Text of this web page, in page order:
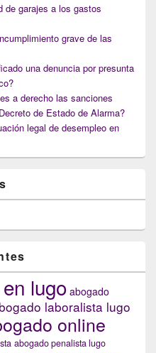
de garajes a los gastos
grave de las
una denuncia por presunta
a derecho las sanciones
de Estado de Alarma?
legal de desempleo en
lugo abogado
laboralista lugo
online
abogado penalista lugo